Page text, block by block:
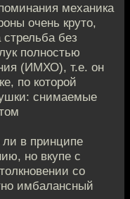
механика
очень круто,
без
полностью
(ИМХО), т.е. он
по которой
снимаемые
ли в принципе
но вкупе с
со
имбалансный